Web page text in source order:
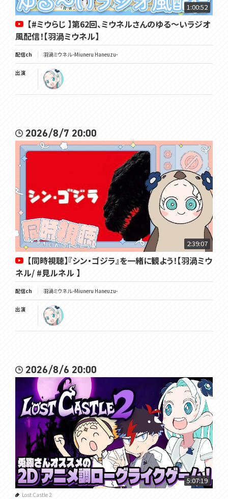
1:00:52
【#ミウらじ 】第62回、ミウネルさんのゆる～いラジオ
風配信！【羽渦ミウネル】
配信ch 羽渦ミウネル -Miuneru Haneuzu-
出演
2026/8/7 20:00
2:39:07
【同時視聴】『シン・ゴジラ』を一緒に観よう！【羽渦ミウ
ネル/ #見ルネル 】
配信ch 羽渦ミウネル -Miuneru Haneuzu-
出演
2026/8/6 20:00
5:07:19
Lost Castle 2